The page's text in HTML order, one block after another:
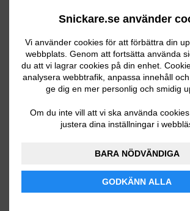
Snickare.se använder
Vi använder cookies för att förbättra din
webbplats. Genom att fortsätta använda
du att vi lagrar cookies på din enhet.
analysera webbtrafik, anpassa innehåll
ge dig en mer personlig och smidig
Om du inte vill att vi ska använda
justera dina inställningar i
BARA NÖDVÄNDIGA
GODKÄNN ALLA
Din e-postadress
Ditt telefonnummer
mina personuppgifter enligt